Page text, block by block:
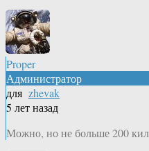
Proper
Администратор
для zhevak
5 лет назад
Можно, но не больше 200